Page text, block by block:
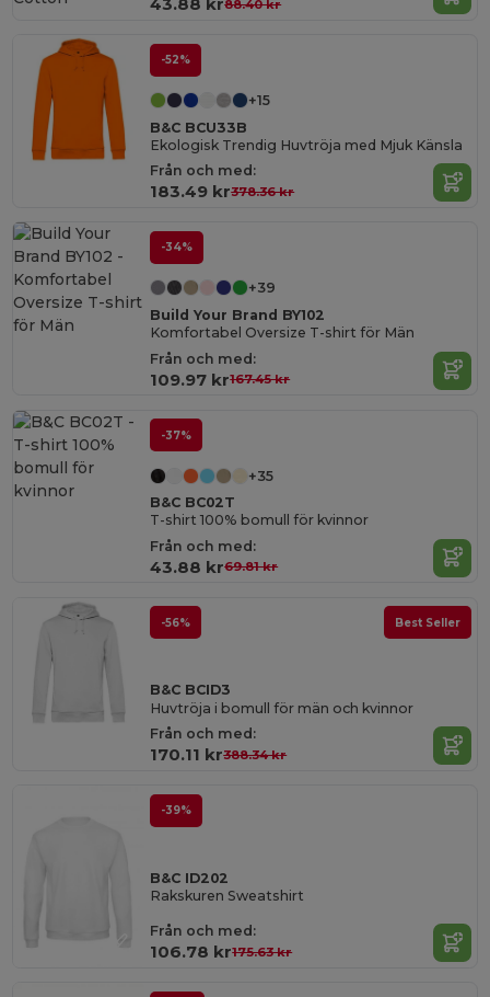
88.40 kr
-52%
+15
B&C BCU33B
Ekologisk Trendig Huvtröja med Mjuk Känsla
Från och med:
183.49 kr378.36 kr
-34%
+39
Build Your Brand BY102
Komfortabel Oversize T-shirt för Män
Från och med:
109.97 kr167.45 kr
-37%
+35
B&C BC02T
T-shirt 100% bomull för kvinnor
Från och med:
43.88 kr69.81 kr
-56% Best Seller
B&C BCID3
Huvtröja i bomull för män och kvinnor
Från och med:
170.11 kr388.34 kr
-39%
B&C ID202
Rakskuren Sweatshirt
Från och med:
106.78 kr175.63 kr